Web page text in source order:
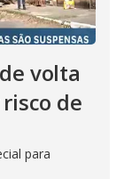
volta
de
para